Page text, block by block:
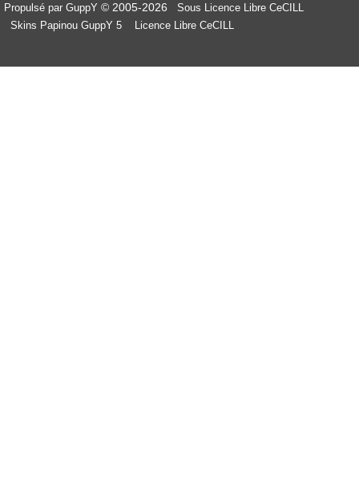
Propulsé par GuppY © 2005-2026
Sous Licence Libre CeCILL
Skins Papinou GuppY 5
Licence Libre CeCILL